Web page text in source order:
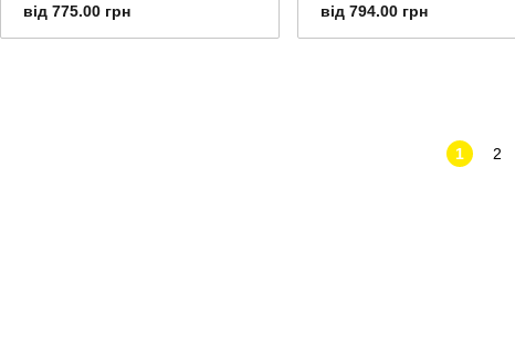
від 775.00 грн від 794.00 грн
1 2